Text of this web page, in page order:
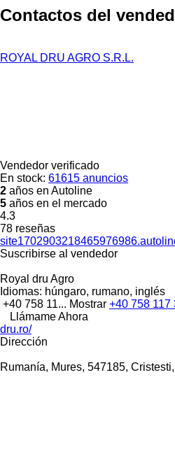
Contactos del
ROYAL DRU AGRO S.R.L.
Vendedor verificado
En stock: 61615 anuncios
2 años en Autoline
5 años en el mercado
4.3
78 reseñas
Suscribirse al vendedor
Royal dru Agro
Idiomas: húngaro, rumano, inglés
+40 758 11... Mostrar +40 758 117
Llámame Ahora
dru.ro/
Dirección
Rumanía, Mures, 547185,